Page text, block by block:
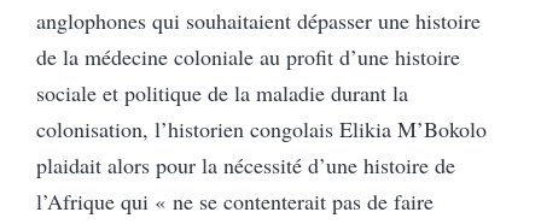
anglophones qui souhaitaient dépasser une histoire
de la médecine coloniale au profit d’une histoire
sociale et politique de la maladie durant la
colonisation, l’historien congolais Elikia M’Bokolo
plaidait alors pour la nécessité d’une histoire de
l’Afrique qui « ne se contenterait pas de faire